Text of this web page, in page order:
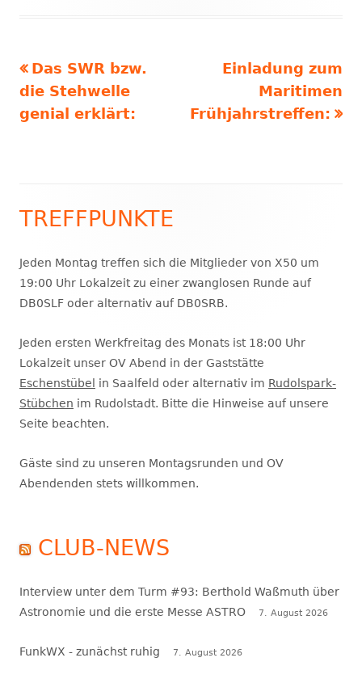
Beitragsnavigation
Vorheriger
Beitrag:
Das SWR bzw.
die Stehwelle
genial erklärt:
Nächster
Beitrag
Einladung zum
Maritimen
Frühjahrstreffen:
Haupt-
Seitenleiste
TREFFPUNKTE
Jeden Montag treffen sich die Mitglieder von X50 um
19:00 Uhr Lokalzeit zu einer zwanglosen Runde auf
DB0SLF oder alternativ auf DB0SRB.
Jeden ersten Werkfreitag des Monats ist 18:00 Uhr
Lokalzeit unser OV Abend in der Gaststätte
Eschenstübel
in Saalfeld oder alternativ im Rudolspark-
Stübchen im Rudolstadt. Bitte die Hinweise auf unsere
Seite beachten.
Gäste sind zu unseren Montagsrunden und OV
Abendenden stets willkommen.
CLUB-NEWS
Interview unter dem Turm #93: Berthold Waßmuth über
Astronomie und die erste Messe ASTRO
7. August 2026
FunkWX - zunächst ruhig 7. August 2026